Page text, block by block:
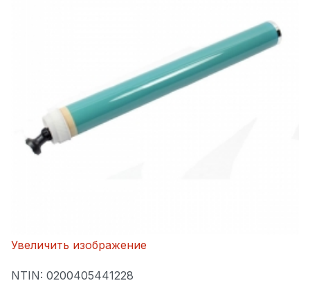
Увеличить изображение
NTIN: 0200405441228